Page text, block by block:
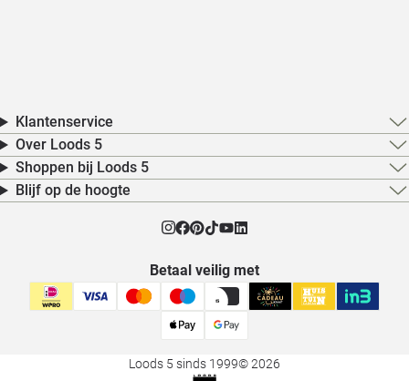
Klantenservice
Over Loods 5
Shoppen bij Loods 5
Blijf op de hoogte
Betaal veilig met
Loods 5 sinds 1999© 2026